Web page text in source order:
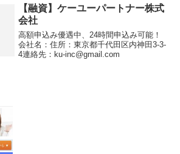
さい！ランダムなURLを与えられたスマ
ホ専用の闇金サ...
【融資】ケーユーパートナー株式
会社
高額申込み優遇中、24時間申込み可能！
会社名：住所：東京都千代田区内神田3-3-
4連絡先：ku-inc@gmail.com